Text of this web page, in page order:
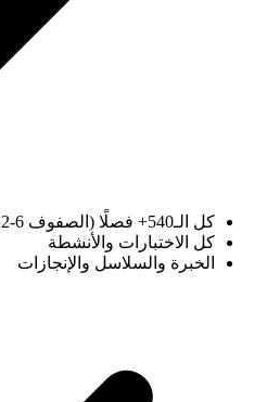
كل الـ540+ فصلًا (الصفوف 6-12)
كل الاختبارات والأنشطة
الخبرة والسلاسل والإنجازات